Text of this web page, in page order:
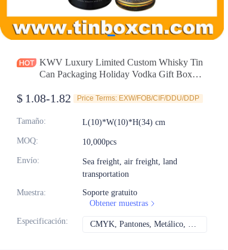
KWV Luxury Limited Custom Whisky Tin
Can Packaging Holiday Vodka Gift Box
Tin Manufacturer
$ 1.08-1.82 Price Terms: EXW/FOB/CIF/DDU/DDP
Tamaño: L(10)*W(10)*H(34) cm
MOQ: 10,000pcs
Envío:
Sea freight, air freight, land
transportation
Muestra:
Soporte gratuito
Obtener muestras
Especificación: CMYK, Pantones, Metálico, Color directo, etc.
Noticias